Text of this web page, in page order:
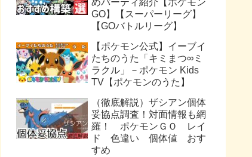
GO】【スーパーリーグ】
【GOバトルリーグ】
【ポケモン公式】イーブイ
たちのうた「キミまつ∞ミ
ラクル」－ポケモン Kids
TV【ポケモンのうた】
（徹底解説）ザシアン個体
妥協点調査！対面情報も網
羅！ ポケモンＧＯ レイ
ド 色違い 個体値 おす
すめ